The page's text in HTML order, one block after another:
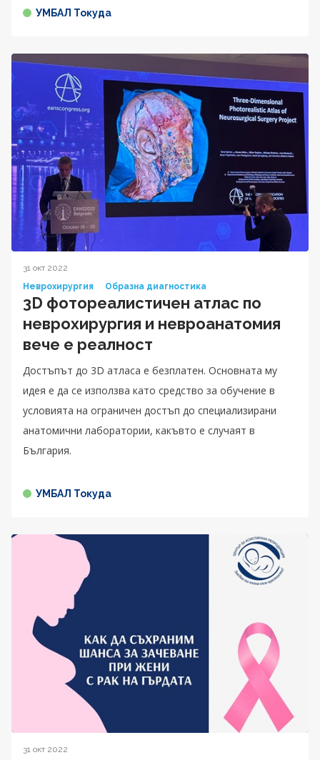
УМБАЛ Токуда
31 окт 2022
Неврохирургия
Образна диагностика
3D фотореалистичен атлас по
неврохирургия и невроанатомия
вече е реалност
Достъпът до 3D атласа е безплатен. Основната му
идея е да се използва като средство за обучение в
условията на ограничен достъп до специализирани
анатомични лаборатории, какъвто е случаят в
България.
УМБАЛ Токуда
31 окт 2022